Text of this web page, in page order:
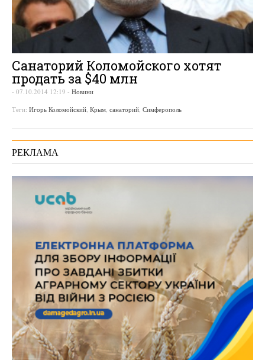
Санаторий Коломойского хотят
продать за $40 млн
- 07.10.2014 12:19 - Новини
Теги: Игорь Коломойский Крым санаторий Симферополь
РЕКЛАМА